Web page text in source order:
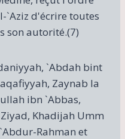
d'écrire toutes
son autorité.(7)
`Abdah bint
Zaynab la
ibn `Abbas,
Khadijah Umm
Rahman et